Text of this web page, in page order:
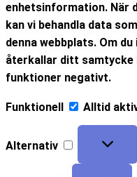
enhetsinformation. När
kan vi behandla data
denna webbplats. Om
återkallar ditt samtycke
funktioner negativt.
Funktionell Alltid
Alternativ